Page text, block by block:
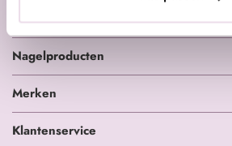
Nagelinkoop.nl
Nagelproducten
Merken
Klantenservice